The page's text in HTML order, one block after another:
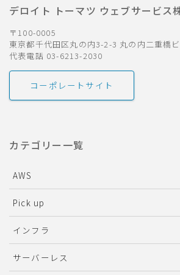
デロイト トーマツ ウェブサービス
〒100-0005
東京都千代田区丸の内3-2-3 丸の内二重橋
代表電話 03-6213-2030
コーポレートサイト
カテゴリー一覧
AWS
Pick up
インフラ
サーバーレス